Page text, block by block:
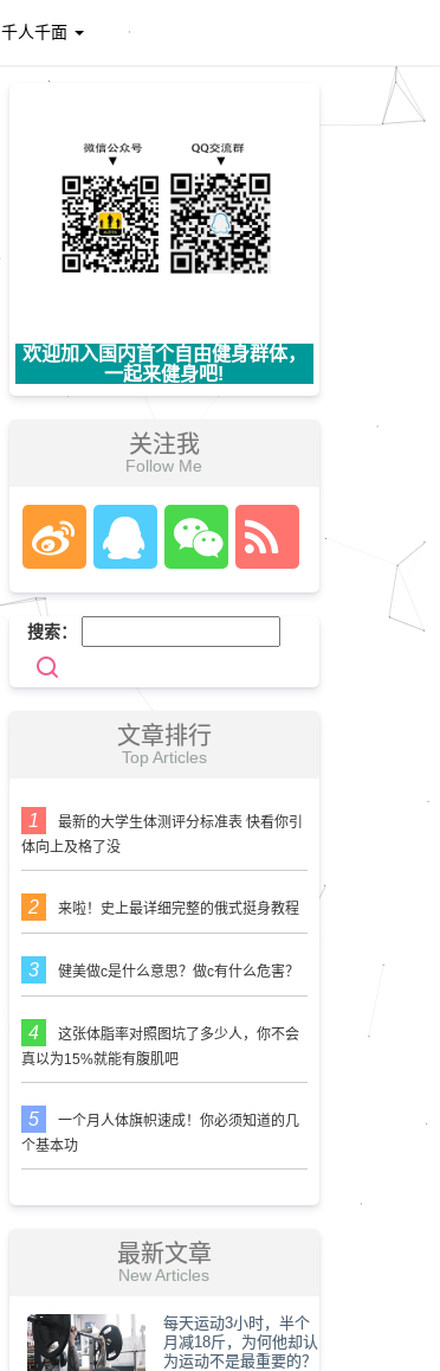
千人千面
欢迎加入国内首个自由健身群体，
一起来健身吧!
关注我
Follow Me
搜索：
文章排行
Top Articles
最新的大学生体测评分标准表 快看你引
体向上及格了没
来啦！史上最详细完整的俄式挺身教程
健美做c是什么意思？做c有什么危害？
这张体脂率对照图坑了多少人，你不会
真以为15%就能有腹肌吧
一个月人体旗帜速成！你必须知道的几
个基本功
最新文章
New Articles
每天运动3小时，半个
月减18斤，为何他却认
为运动不是最重要的？